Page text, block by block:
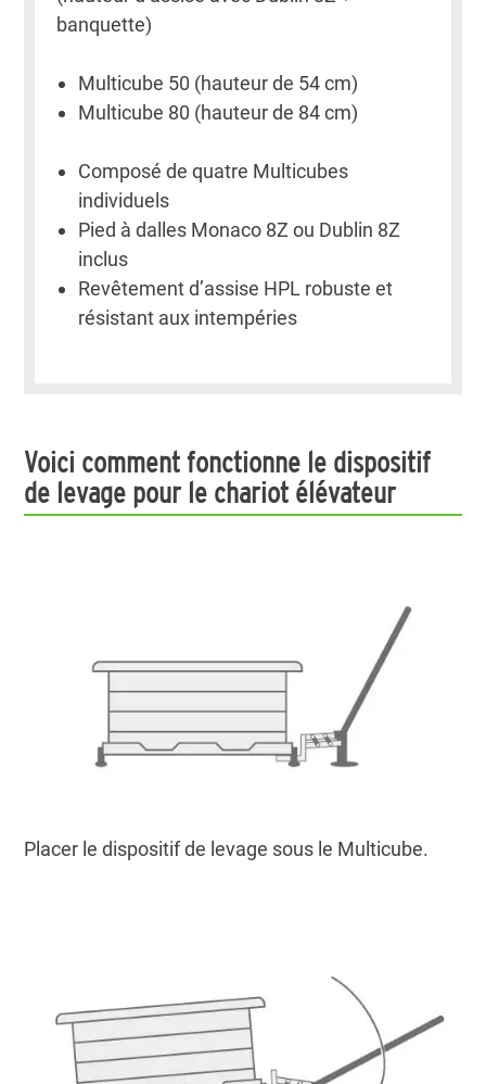
banquette)
Multicube 50 (hauteur de 54 cm)
Multicube 80 (hauteur de 84 cm)
Composé de quatre Multicubes
individuels
Pied à dalles Monaco 8Z ou Dublin 8Z
inclus
Revêtement d’assise HPL robuste et
résistant aux intempéries
Voici comment fonctionne le dispositif
de levage pour le chariot élévateur
Placer le dispositif de levage sous le Multicube.